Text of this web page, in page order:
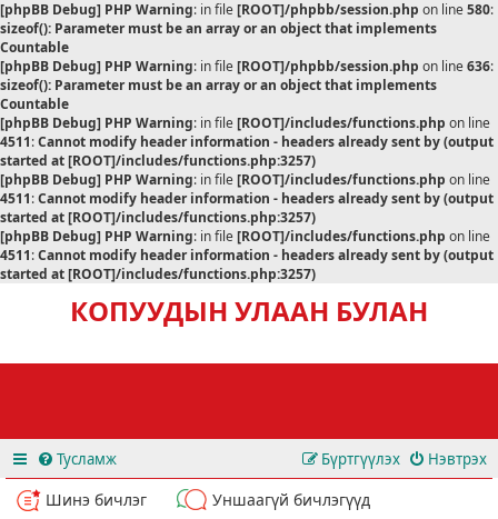
[phpBB Debug] PHP Warning: in file[ROOT]/phpbb/session.php on line580:
sizeof(): Parameter must be an array or an object that implements
Countable
[phpBB Debug] PHP Warning: in file[ROOT]/phpbb/session.php on line636:
sizeof(): Parameter must be an array or an object that implements
Countable
[phpBB Debug] PHP Warning: in file[ROOT]/includes/functions.php on line
4511:Cannot modify header information - headers already sent by (output
started at [ROOT]/includes/functions.php:3257)
[phpBB Debug] PHP Warning: in file[ROOT]/includes/functions.php on line
4511:Cannot modify header information - headers already sent by (output
started at [ROOT]/includes/functions.php:3257)
[phpBB Debug] PHP Warning: in file[ROOT]/includes/functions.php on line
4511:Cannot modify header information - headers already sent by (output
started at [ROOT]/includes/functions.php:3257)
КОПУУДЫН УЛААН БУЛАН
Тусламж Нэвтрэх
Бүртгүүлэх
Шинэ бичлэг
Уншаагүй бичлэгүүд